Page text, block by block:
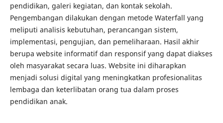
pendidikan, galeri kegiatan, dan kontak sekolah.
Pengembangan dilakukan dengan metode Waterfall yang
meliputi analisis kebutuhan, perancangan sistem,
implementasi, pengujian, dan pemeliharaan. Hasil akhir
berupa website informatif dan responsif yang dapat diakses
oleh masyarakat secara luas. Website ini diharapkan
menjadi solusi digital yang meningkatkan profesionalitas
lembaga dan keterlibatan orang tua dalam proses
pendidikan anak.